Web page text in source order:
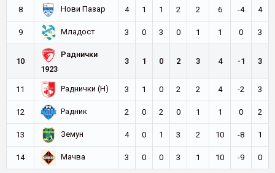
8 Нови Пазар 4 1 1 2 2 6 -4 4
9 Младост 3 0 3 0 1 1 0 3
10
Раднички
1923
3 1 0 2 3 4 -1 3
11 Раднички (Н) 3 1 0 2 2 4 -2 3
12 Радник 2 0 2 0 1 1 0 2
13 Земун 4 0 1 3 2 10 -8 1
14 Мачва 3 0 0 3 1 10 -9 0